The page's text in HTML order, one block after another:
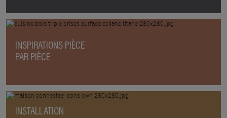
INSPIRATIONS PIÈCE
PAR PIÈCE
INSTALLATION